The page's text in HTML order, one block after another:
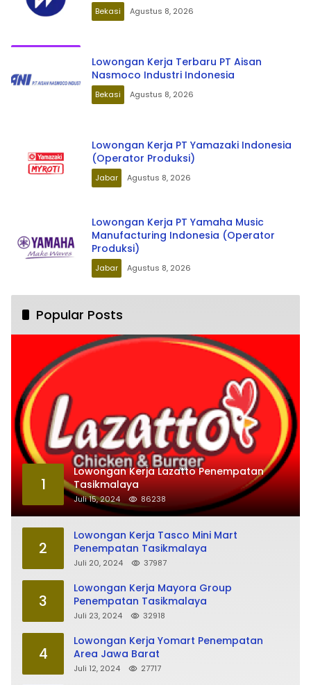
Bekasi Agustus 8, 2026
Lowongan Kerja Terbaru PT Aisan
Nasmoco Industri Indonesia
Bekasi Agustus 8, 2026
Lowongan Kerja PT Yamazaki Indonesia
(Operator Produksi)
Jabar Agustus 8, 2026
Lowongan Kerja PT Yamaha Music
Manufacturing Indonesia (Operator
Produksi)
Jabar Agustus 8, 2026
Popular Posts
1
Lowongan Kerja Lazatto Penempatan
Tasikmalaya
Juli 15, 2024 86238
2
Lowongan Kerja Tasco Mini Mart
Penempatan Tasikmalaya
Juli 20, 2024 37987
3
Lowongan Kerja Mayora Group
Penempatan Tasikmalaya
Juli 23, 2024 32918
4
Lowongan Kerja Yomart Penempatan
Area Jawa Barat
Juli 12, 2024 27717